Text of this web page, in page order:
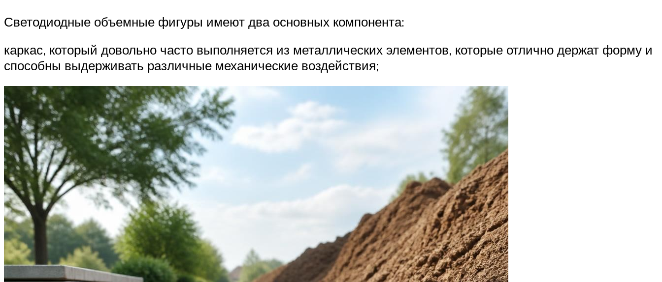
Светодиодные объемные фигуры имеют два основных компонента:
каркас, который довольно часто выполняется из металлических элементов, которые отлично держат форму и
способны выдерживать различные механические воздействия;